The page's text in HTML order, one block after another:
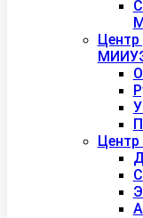
Центр